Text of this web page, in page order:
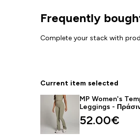
Frequently
Complete your stack with
Current item selected
MP Women's
Leggings -
52.00€‎